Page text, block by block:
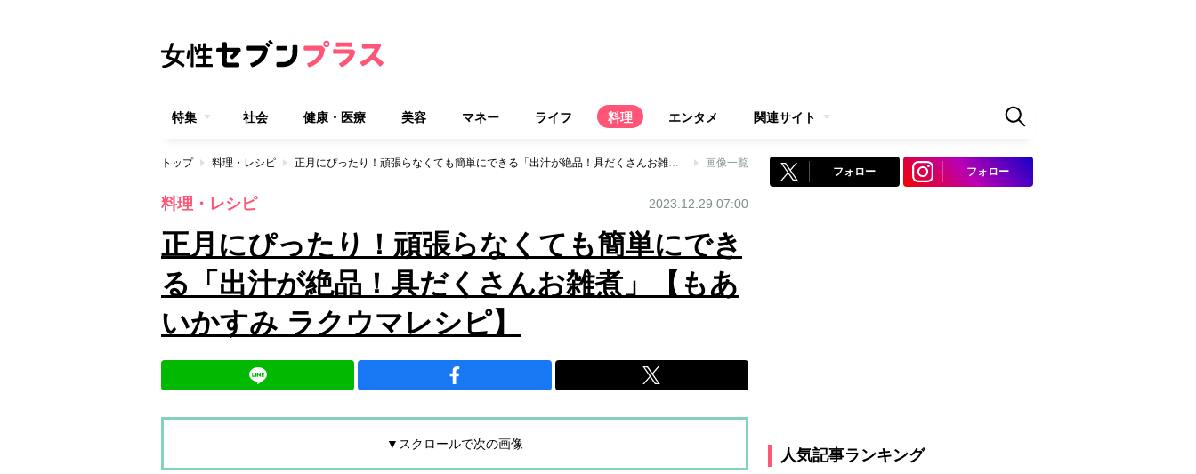
特集 社会 健康・医療 美容 マネー ライフ 料理 エンタメ 関連サイト
トップ 料理・レシピ 正月にぴったり！頑張らなくても簡単にできる「出汁が絶品！具だくさんお雑煮」【もあいかすみ ラクウマレシピ】 画像一覧
料理・レシピ 2023.12.29 07:00
正月にぴったり！頑張らなくても簡単にでき
る「出汁が絶品！具だくさんお雑煮」【もあ
いかすみ ラクウマレシピ】
▼スクロールで次の画像
フォロー フォロー
人気記事ランキング